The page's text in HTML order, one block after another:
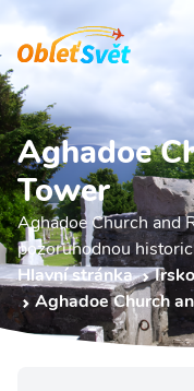
Aghadoe
Tower
Aghadoe Church and
pozoruhodnou
Hlavní stránka
Irsko
Aghadoe Church